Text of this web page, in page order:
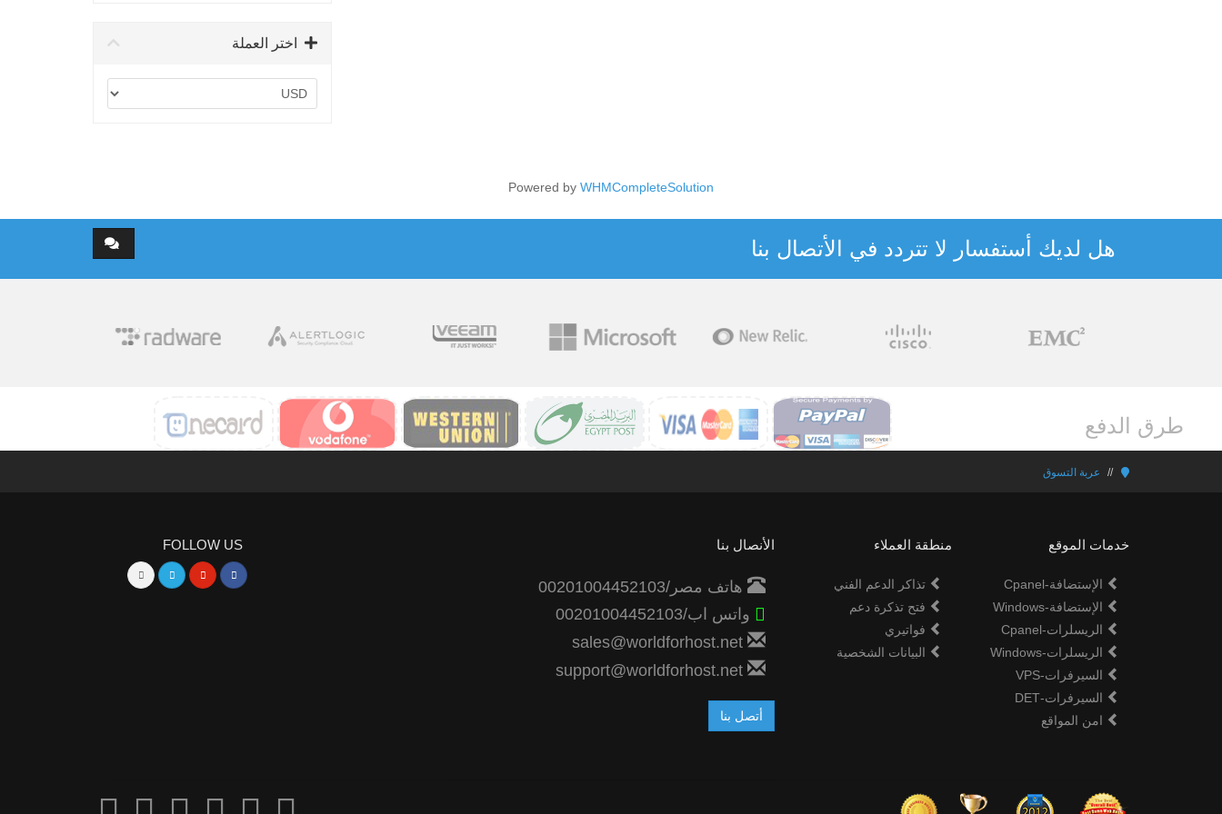
اختر العملة
Powered by WHMCompleteSolution
هل لديك أستفسار لا تتردد في الأتصال بنا
طرق الدفع
عربة التسوق
خدمات الموقع
الإستضافة-Cpanel
الإستضافة-Windows
الريسلرات-Cpanel
الريسلرات-Windows
السيرفرات-VPS
السيرفرات-DET
امن المواقع
منطقة العملاء
تذاكر الدعم الفني
فتح تذكرة دعم
فواتيري
البيانات الشخصية
الأنصال بنا
هاتف مصر/00201004452103
واتس اب/00201004452103
أتصل بنا
FOLLOW US